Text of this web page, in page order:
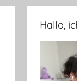
Hallo,